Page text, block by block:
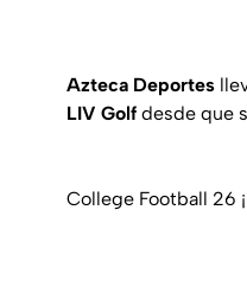
Azteca Deportes
LIV Golf desde que
College Football 26